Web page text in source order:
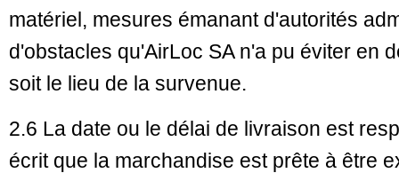
matériel, mesures émanant d'autorités
d'obstacles qu'AirLoc SA n'a pu éviter en
soit le lieu de la survenue.
2.6 La date ou le délai de livraison est
écrit que la marchandise est prête à être